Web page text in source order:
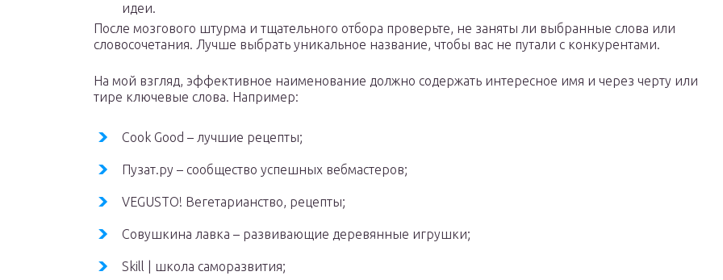
идеи.
После мозгового штурма и тщательного отбора проверьте, не заняты ли выбранные слова или
словосочетания. Лучше выбрать уникальное название, чтобы вас не путали с конкурентами.
На мой взгляд, эффективное наименование должно содержать интересное имя и через черту или
тире ключевые слова. Например:
Cook Good – лучшие рецепты;
Пузат.ру – сообщество успешных вебмастеров;
VEGUSTO! Вегетарианство, рецепты;
Совушкина лавка – развивающие деревянные игрушки;
Skill | школа саморазвития;